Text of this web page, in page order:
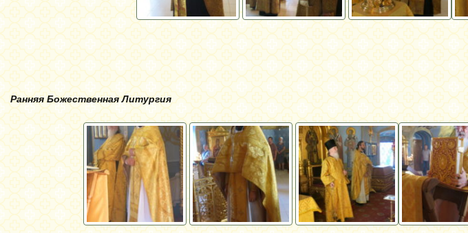
Ранняя Божественная Литургия